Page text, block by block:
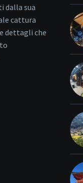
dalla sua
cattura
dettagli che